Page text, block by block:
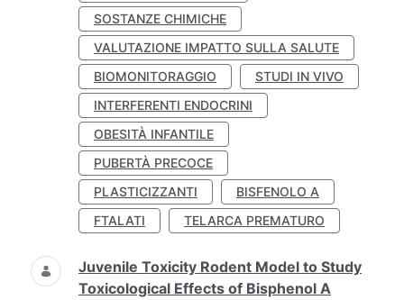
SOSTANZE CHIMICHE
VALUTAZIONE IMPATTO SULLA SALUTE
BIOMONITORAGGIO
STUDI IN VIVO
INTERFERENTI ENDOCRINI
OBESITÀ INFANTILE
PUBERTÀ PRECOCE
PLASTICIZZANTI
BISFENOLO A
FTALATI
TELARCA PREMATURO
Juvenile Toxicity Rodent Model to Study
Toxicological Effects of Bisphenol A